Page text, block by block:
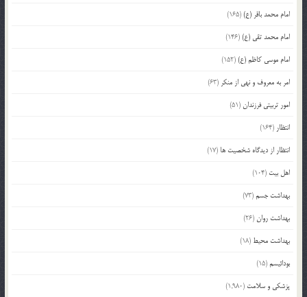
امام محمد باقر (ع)(165)
امام محمد تقی (ع)(146)
امام موسی کاظم (ع)(152)
امر به معروف و نهی از منکر (63)
امور تربیتی فرزندان(51)
انتظار (164)
انتظار از دیدگاه شخصیت ها (17)
اهل بیت (104)
بهداشت جسم(73)
بهداشت روان(26)
بهداشت محیط (18)
بودائیسم(15)
پزشکی و سلامت (1,980)